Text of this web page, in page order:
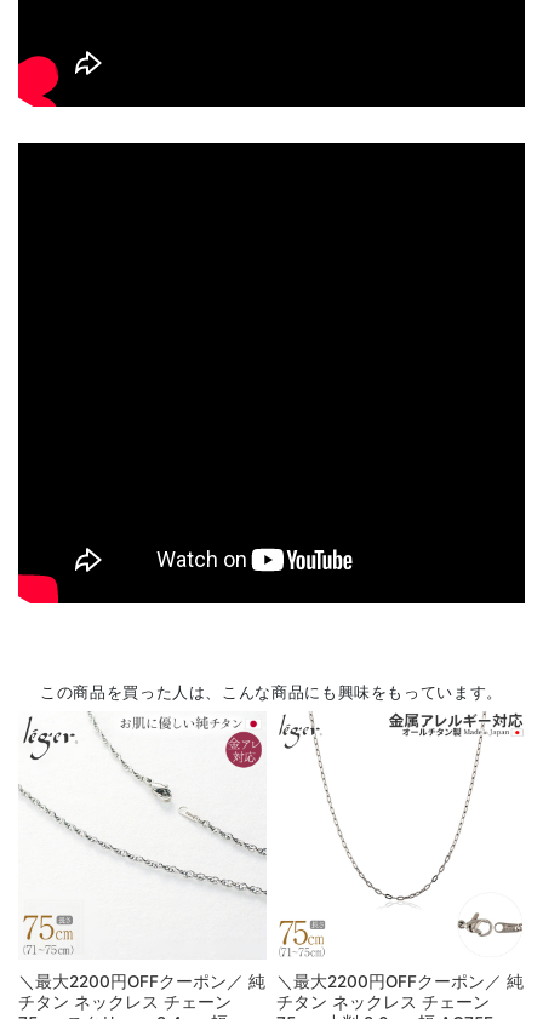
この商品を買った人は、こんな商品にも興味をもっています。
＼最大2200円OFFクーポン／ 純
チタン ネックレス チェーン
＼最大2200円OFFクーポン／ 純
チタン ネックレス チェーン